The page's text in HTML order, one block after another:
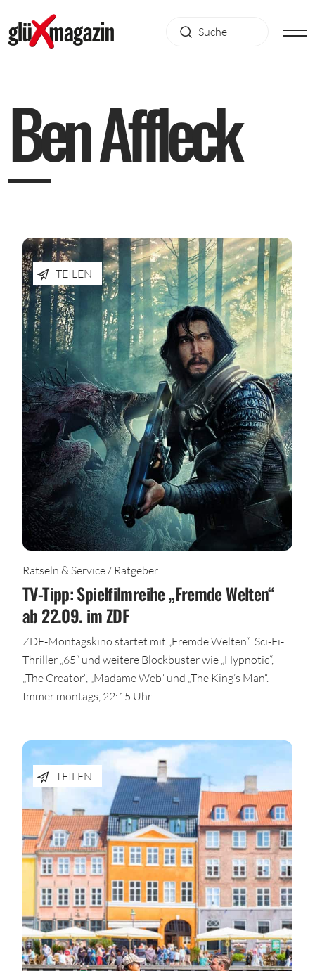
BenAffleck
TEILEN
Rätseln & Service / Ratgeber
TV-Tipp: Spielfilmreihe „Fremde Welten“
ab 22.09. im ZDF
ZDF-Montagskino startet mit „Fremde Welten“: Sci-Fi-
Thriller „65“ und weitere Blockbuster wie „Hypnotic“,
„The Creator“, „Madame Web“ und „The King’s Man“.
Immer montags, 22:15 Uhr.
TEILEN